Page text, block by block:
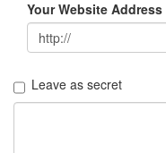
Your Website Address
Leave as secret
K-
Capture
0
로
그